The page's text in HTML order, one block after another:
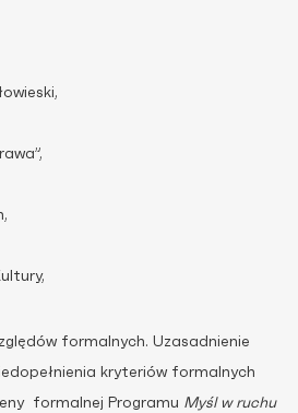
formalnych. Uzasadnienie
kryteriów formalnych
formalnej Programu Myśl w ruchu